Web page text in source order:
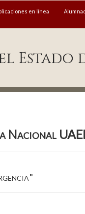
en línea
Estado
Nacional